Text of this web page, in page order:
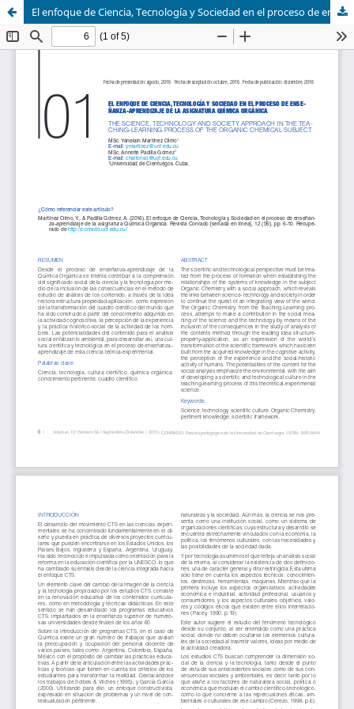
El enfoque de Ciencia, Tecnología y Sociedad en el proceso de enseñanza-aprendizaje de la asignatura Química Orgánica